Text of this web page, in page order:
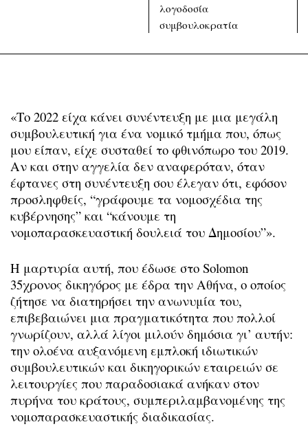
λογοδοσία
συμβουλοκρατία
«Το 2022 είχα κάνει συνέντευξη με μια μεγάλη
συμβουλευτική για ένα νομικό τμήμα που, όπως
μου είπαν, είχε συσταθεί το φθινόπωρο του 2019.
Αν και στην αγγελία δεν αναφερόταν, όταν
έφτανες στη συνέντευξη σου έλεγαν ότι, εφόσον
προσληφθείς, “γράφουμε τα νομοσχέδια της
κυβέρνησης” και “κάνουμε τη
νομοπαρασκευαστική δουλειά του Δημοσίου”».
Η μαρτυρία αυτή, που έδωσε στο Solomon
35χρονος δικηγόρος με έδρα την Αθήνα, ο οποίος
ζήτησε να διατηρήσει την ανωνυμία του,
επιβεβαιώνει μια πραγματικότητα που πολλοί
γνωρίζουν, αλλά λίγοι μιλούν δημόσια γι’ αυτήν:
την ολοένα αυξανόμενη εμπλοκή ιδιωτικών
συμβουλευτικών και δικηγορικών εταιρειών σε
λειτουργίες που παραδοσιακά ανήκαν στον
πυρήνα του κράτους, συμπεριλαμβανομένης της
νομοπαρασκευαστικής διαδικασίας.